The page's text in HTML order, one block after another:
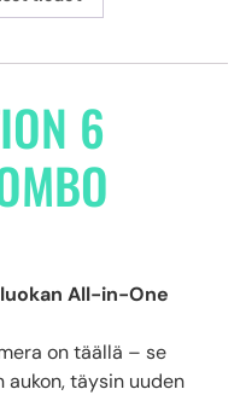
6
All-in-One
on täällä – se
täysin uuden